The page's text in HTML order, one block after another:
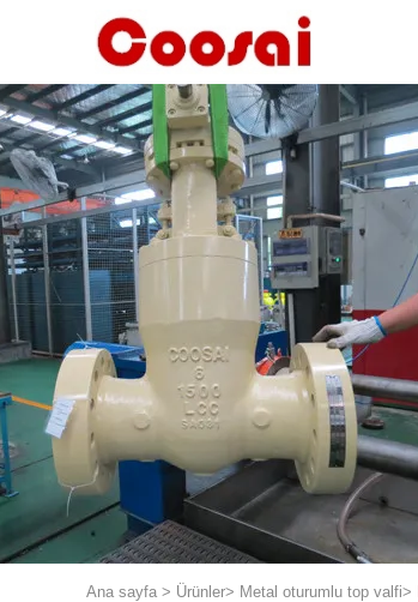
Ana sayfa > Ürünler> Metal oturumlu top valfi>